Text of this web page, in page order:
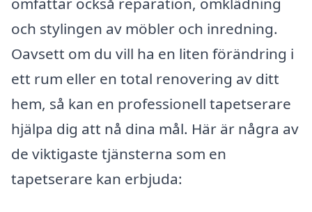
och stylingen av möbler och inredning.
Oavsett om du vill ha en liten förändring i
ett rum eller en total renovering av ditt
hem, så kan en professionell tapetserare
hjälpa dig att nå dina mål. Här är några av
de viktigaste tjänsterna som en
tapetserare kan erbjuda: